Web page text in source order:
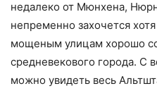
недалеко от Мюнхена,
непременно захочется
мощеным улицам хорошо
средневекового города. С
можно увидеть весь